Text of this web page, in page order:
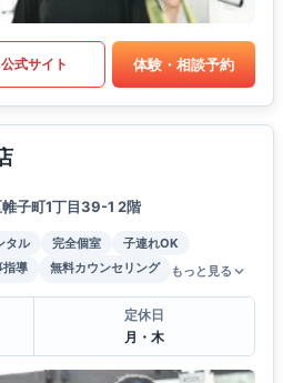
公式サイト 体験・相談予約
子町1丁目39-1 2階
タル 完全個室
子連れOK
指導 無料カウンセリング もっと見る
定休日
月・木